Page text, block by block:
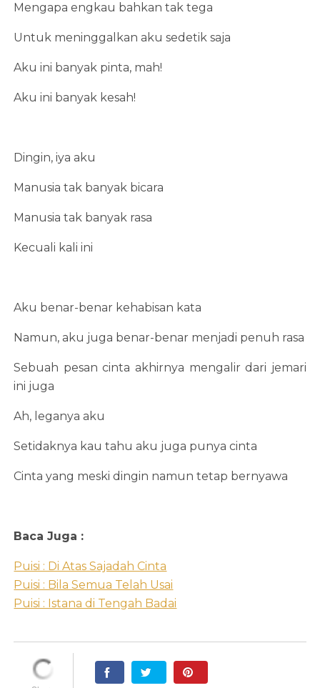
Mengapa engkau bahkan tak tega
Untuk meninggalkan aku sedetik saja
Aku ini banyak pinta, mah!
Aku ini banyak kesah!
Dingin, iya aku
Manusia tak banyak bicara
Manusia tak banyak rasa
Kecuali kali ini
Aku benar-benar kehabisan kata
Namun, aku juga benar-benar menjadi penuh rasa
Sebuah pesan cinta akhirnya mengalir dari jemari
ini juga
Ah, leganya aku
Setidaknya kau tahu aku juga punya cinta
Cinta yang meski dingin namun tetap bernyawa
Baca Juga :
Puisi : Di Atas Sajadah Cinta
Puisi : Bila Semua Telah Usai
Puisi : Istana di Tengah Badai